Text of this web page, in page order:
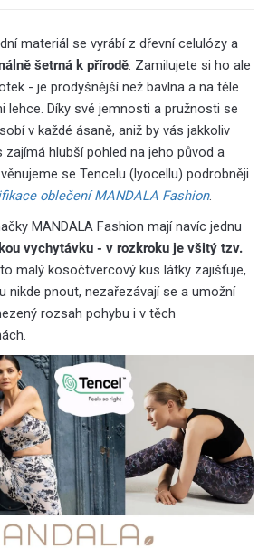
materiál se vyrábí z dřevní celulózy a
šetrná k přírodě. Zamilujete si ho ale
- je prodyšnější než bavlna a na těle
lehce. Díky své jemnosti a pružnosti se
v každé ásaně, aniž by vás jakkoliv
zajímá hlubší pohled na jeho původ a
se Tencelu (lyocellu) podrobněji
oblečení MANDALA Fashion.
MANDALA Fashion mají navíc jednu
vychytávku - v rozkroku je všitý tzv.
malý kosočtvercový kus látky zajišťuje,
nikde pnout, nezařezávají se a umožní
rozsah pohybu i v těch